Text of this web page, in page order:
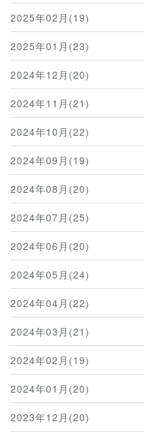
2025年02月(19)
2025年01月(23)
2024年12月(20)
2024年11月(21)
2024年10月(22)
2024年09月(19)
2024年08月(20)
2024年07月(25)
2024年06月(20)
2024年05月(24)
2024年04月(22)
2024年03月(21)
2024年02月(19)
2024年01月(20)
2023年12月(20)